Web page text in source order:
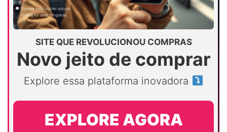
SITE QUE REVOLUCIONOU COMPRAS
Novo jeito de comprar
Explore essa plataforma inovadora
EXPLORE AGORA